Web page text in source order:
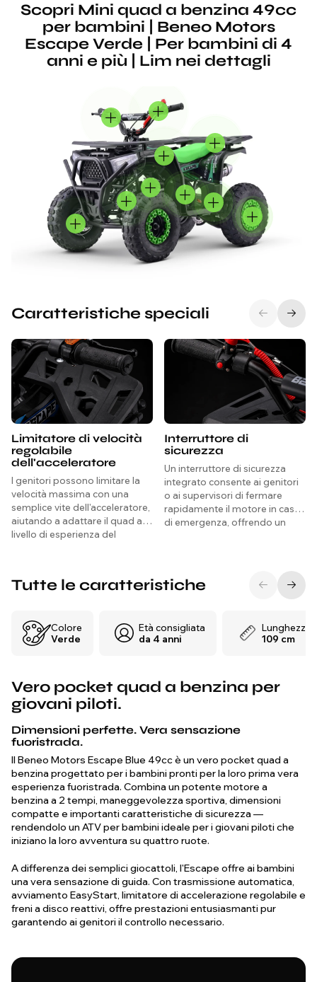
Scopri Mini quad a benzina 49cc
per bambini | Beneo Motors
Escape Verde | Per bambini di 4
anni e più | Lim nei dettagli
Caratteristiche speciali
Limitatore di velocità
regolabile
dell'acceleratore
I genitori possono limitare la
velocità massima con una
semplice vite dell'acceleratore,
aiutando a adattare il quad al
livello di esperienza del
Interruttore di
sicurezza
Un interruttore di sicurezza
integrato consente ai genitori
o ai supervisori di fermare
rapidamente il motore in caso
di emergenza, offrendo un
Tutte le caratteristiche
Colore
Verde
Età consigliata
da 4 anni
Lunghezza
109 cm
Vero pocket quad a benzina per
giovani piloti.
Dimensioni perfette. Vera sensazione
fuoristrada.
Il Beneo Motors Escape Blue 49cc è un vero pocket quad a
benzina progettato per i bambini pronti per la loro prima vera
esperienza fuoristrada. Combina un potente motore a
benzina a 2 tempi, maneggevolezza sportiva, dimensioni
compatte e importanti caratteristiche di sicurezza —
rendendolo un ATV per bambini ideale per i giovani piloti che
iniziano la loro avventura su quattro ruote.
A differenza dei semplici giocattoli, l'Escape offre ai bambini
una vera sensazione di guida. Con trasmissione automatica,
avviamento EasyStart, limitatore di accelerazione regolabile e
freni a disco reattivi, offre prestazioni entusiasmanti pur
garantendo ai genitori il controllo necessario.